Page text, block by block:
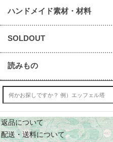
ハンドメイド素材・材料
SOLDOUT
読みもの
返品について
配送・送料について